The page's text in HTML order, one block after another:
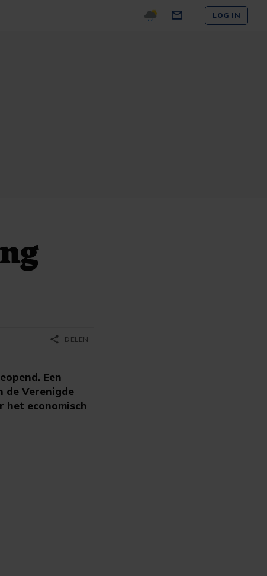
LOG IN
Een
de Verenigde
het economisch
share DELEN